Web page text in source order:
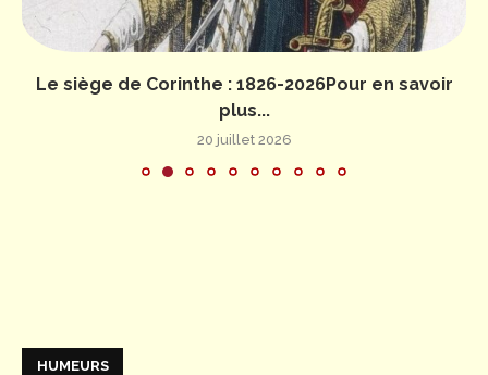
Le siège de Corinthe : 1826-2026Pour en savoir
plus...
20 juillet 2026
HUMEURS